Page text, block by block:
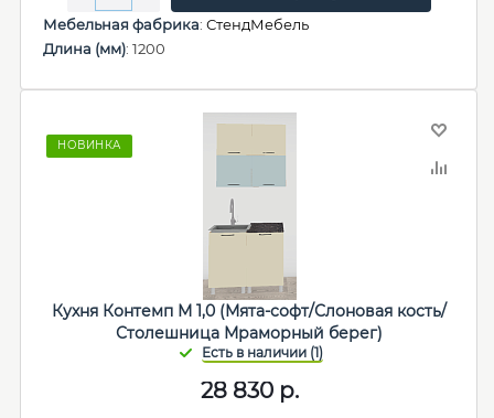
Мебельная фабрика: СтендМебель
Длина (мм): 1200
НОВИНКА
Кухня Контемп М 1,0 (Мята-софт/Слоновая кость/
Столешница Мраморный берег)
28 830р.